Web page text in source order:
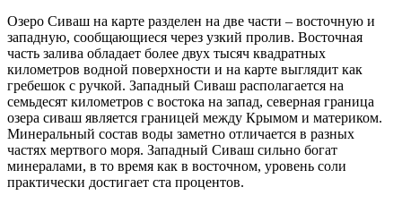
Озеро Сиваш на карте разделен на две части – восточную и
западную, сообщающиеся через узкий пролив. Восточная
часть залива обладает более двух тысяч квадратных
километров водной поверхности и на карте выглядит как
гребешок с ручкой. Западный Сиваш располагается на
семьдесят километров с востока на запад, северная граница
озера сиваш является границей между Крымом и материком.
Минеральный состав воды заметно отличается в разных
частях мертвого моря. Западный Сиваш сильно богат
минералами, в то время как в восточном, уровень соли
практически достигает ста процентов.